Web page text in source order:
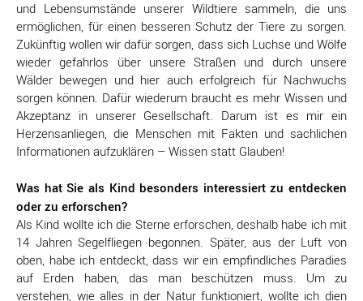
und Lebensumstände unserer Wildtiere sammeln, die uns
ermöglichen, für einen besseren Schutz der Tiere zu sorgen.
Zukünftig wollen wir dafür sorgen, dass sich Luchse und Wölfe
wieder gefahrlos über unsere Straßen und durch unsere
Wälder bewegen und hier auch erfolgreich für Nachwuchs
sorgen können. Dafür wiederum braucht es mehr Wissen und
Akzeptanz in unserer Gesellschaft. Darum ist es mir ein
Herzensanliegen, die Menschen mit Fakten und sachlichen
Informationen aufzuklären – Wissen statt Glauben!
Was hat Sie als Kind besonders interessiert zu entdecken
oder zu erforschen?
Als Kind wollte ich die Sterne erforschen, deshalb habe ich mit
14 Jahren Segelfliegen begonnen. Später, aus der Luft von
oben, habe ich entdeckt, dass wir ein empfindliches Paradies
auf Erden haben, das man beschützen muss. Um zu
verstehen, wie alles in der Natur funktioniert, wollte ich dien